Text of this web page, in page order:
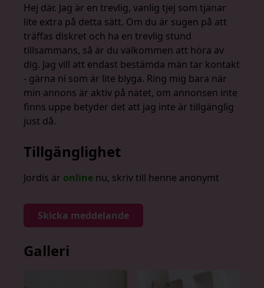
Hej där. Jag är en trevlig, vanlig tjej som tjänar
lite extra på detta sätt. Om du är sugen på att
träffas diskret och ha en trevlig stund
tillsammans, så är du välkommen att höra av
dig. Jag vill att endast bestämda män tar kontakt
- gärna ni som är lite blyga. Ring mig bara när
min annons är aktiv på nätet, om annonsen inte
finns uppe betyder det att jag inte är tillgänglig
just då.
Tillgänglighet
Jordis är online nu, skriv till henne anonymt
Skicka meddelande
Galleri